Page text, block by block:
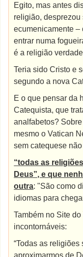
Egito, mas antes
religião, desprezou
ecumenicamente –
entrar numa
é a religião
Teria sido Cristo e
segundo a nova
E o que pensar da
Catequista, que
analfabetos?
mesmo o Vatican
sem catequese
“todas as
Deus”, e que
outra: "São como
idiomas para
Também no Site
incontornáveis:
“Todas as religiões
aproximarmos de